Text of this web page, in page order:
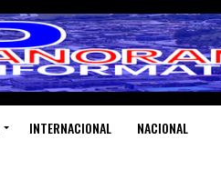
INTERNACIONAL NACIONAL